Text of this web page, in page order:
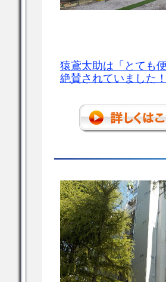
猿鳶太助は「とても
絶賛されていました